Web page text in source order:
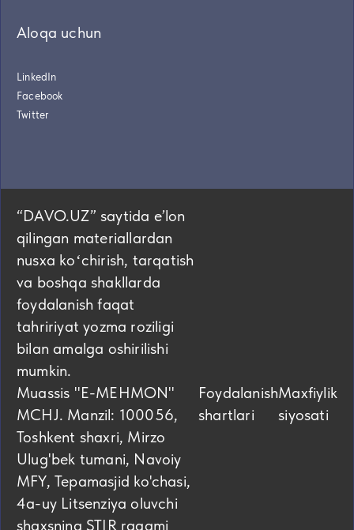
Aloqa uchun
LinkedIn
Facebook
Twitter
“DAVO.UZ” saytida eʼlon
qilingan materiallardan
nusxa koʻchirish, tarqatish
va boshqa shakllarda
foydalanish faqat
tahririyat yozma roziligi
bilan amalga oshirilishi
mumkin.
Muassis "E-MEHMON"
MCHJ. Manzil: 100056,
Toshkent shaxri, Mirzo
Ulug'bek tumani, Navoiy
MFY, Tepamasjid ko'chasi,
4а-uy Litsenziya oluvchi
shaxsning STIR raqami
Foydalanish
shartlari
Maxfiylik
siyosati